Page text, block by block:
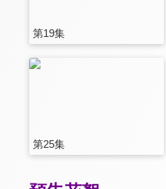
第19集
第25集